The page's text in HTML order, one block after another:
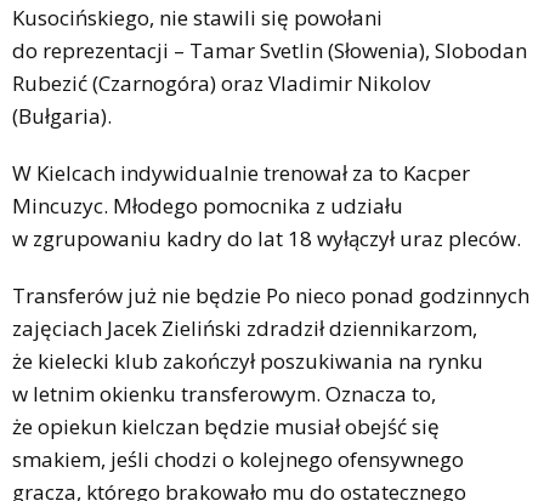
Kusocińskiego, nie stawili się powołani
do reprezentacji – Tamar Svetlin (Słowenia), Slobodan
Rubezić (Czarnogóra) oraz Vladimir Nikolov
(Bułgaria).
W Kielcach indywidualnie trenował za to Kacper
Mincuzyc. Młodego pomocnika z udziału
w zgrupowaniu kadry do lat 18 wyłączył uraz pleców.
Transferów już nie będzie Po nieco ponad godzinnych
zajęciach Jacek Zieliński zdradził dziennikarzom,
że kielecki klub zakończył poszukiwania na rynku
w letnim okienku transferowym. Oznacza to,
że opiekun kielczan będzie musiał obejść się
smakiem, jeśli chodzi o kolejnego ofensywnego
gracza, którego brakowało mu do ostatecznego